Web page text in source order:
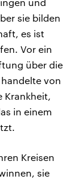
sie bilden
es ist
Vor ein
über die
von
Krankheit,
in einem
Kreisen
sie